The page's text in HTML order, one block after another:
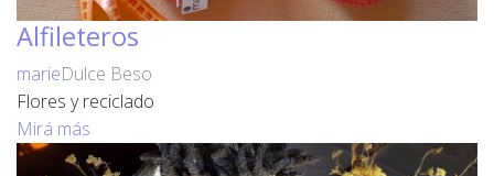
Alfileteros
marieDulce Beso
Flores y reciclado
Mirá más